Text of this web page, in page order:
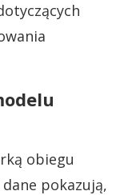
obiegu
pokazują,